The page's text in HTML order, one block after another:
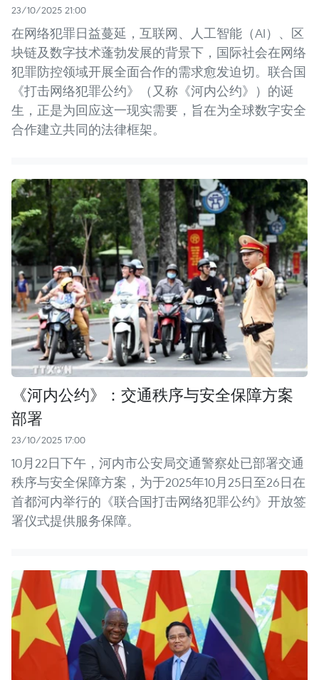
23/10/2025 21:00
在网络犯罪日益蔓延，互联网、人工智能（AI）、区
块链及数字技术蓬勃发展的背景下，国际社会在网络
犯罪防控领域开展全面合作的需求愈发迫切。联合国
《打击网络犯罪公约》（又称《河内公约》）的诞
生，正是为回应这一现实需要，旨在为全球数字安全
合作建立共同的法律框架。
《河内公约》：交通秩序与安全保障方案
部署
23/10/2025 17:00
10月22日下午，河内市公安局交通警察处已部署交通
秩序与安全保障方案，为于2025年10月25日至26日在
首都河内举行的《联合国打击网络犯罪公约》开放签
署仪式提供服务保障。